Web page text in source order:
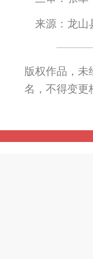
来源：龙山
版权作品，未
名，不得变更